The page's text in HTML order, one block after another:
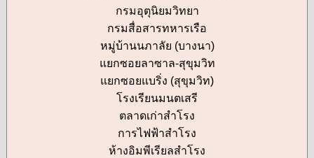
กรมอุตุนิยมวิทยา
กรมสื่อสารทหารเรือ
หมู่บ้านนภาลัย (บางนา)
แยกซอยลาซาล-สุขุมวิท
แยกซอยแบริ่ง (สุขุมวิท)
โรงเรียนมนตเสรี
ตลาดเก่าสำโรง
การไฟฟ้าสำโรง
ห้างอิมพีเรียลสำโรง